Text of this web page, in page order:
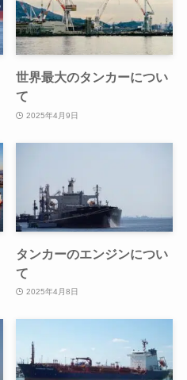
世界最大のタンカーについ
て
2025年4月9日
タンカーのエンジンについ
て
2025年4月8日